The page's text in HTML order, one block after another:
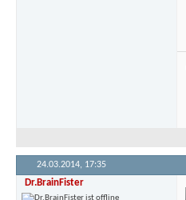
24.03.2014, 17:35
Dr.BrainFister